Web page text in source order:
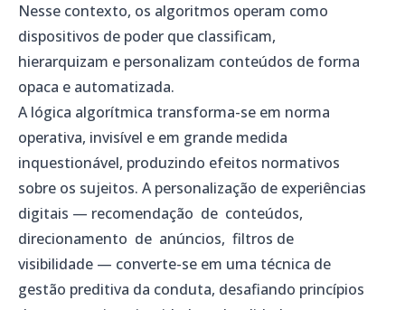
Nesse contexto, os algoritmos operam como
dispositivos de poder que classificam,
hierarquizam e personalizam conteúdos de forma
opaca e automatizada.
A lógica algorítmica transforma-se em norma
operativa, invisível e em grande medida
inquestionável, produzindo efeitos normativos
sobre os sujeitos. A personalização de experiências
digitais — recomendação de conteúdos,
direcionamento de anúncios, filtros de
visibilidade — converte-se em uma técnica de
gestão preditiva da conduta, desafiando princípios